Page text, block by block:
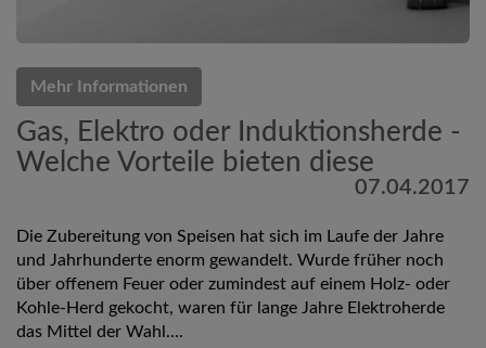
Mehr Informationen
Gas, Elektro oder Induktionsherde -
Welche Vorteile bieten diese
07.04.2017
Die Zubereitung von Speisen hat sich im Laufe der Jahre
und Jahrhunderte enorm gewandelt. Wurde früher noch
über offenem Feuer oder zumindest auf einem Holz- oder
Kohle-Herd gekocht, waren für lange Jahre Elektroherde
das Mittel der Wahl....